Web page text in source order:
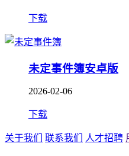
下载
未定事件簿安卓版
2026-02-06
下载
关于我们 联系我们 人才招聘